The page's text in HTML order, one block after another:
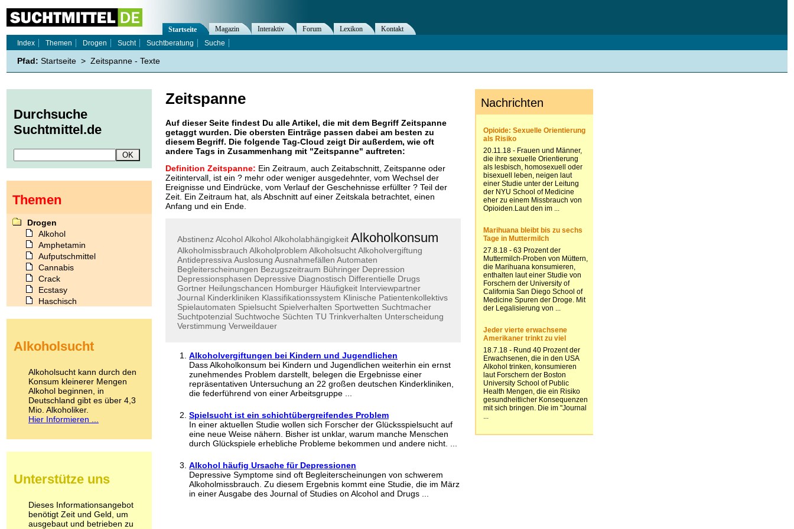
Zeitspanne
Auf dieser Seite findest Du alle Artikel, die mit dem Begriff Zeitspanne
getaggt wurden. Die obersten Einträge passen dabei am besten zu
diesem Begriff. Die folgende Tag-Cloud zeigt Dir außerdem, wie oft
andere Tags in Zusammenhang mit "Zeitspanne" auftreten:
Definition Zeitspanne: Ein Zeitraum, auch Zeitabschnitt, Zeitspanne oder
Zeitintervall, ist ein ? mehr oder weniger ausgedehnter, vom Wechsel der
Ereignisse und Eindrücke, vom Verlauf der Geschehnisse erfüllter ? Teil der
Zeit. Ein Zeitraum hat, als Abschnitt auf einer Zeitskala betrachtet, einen
Anfang und ein Ende.
Abstinenz AlcoholAlkoholAlkoholabhängigkeit Alkoholkonsum
Alkoholmissbrauch Alkoholproblem AlkoholsuchtAlkoholvergiftung
Antidepressiva Auslosung Ausnahmefällen Automaten
Begleiterscheinungen Bezugszeitraum Bühringer Depression
Depressionsphasen Depressive Diagnostisch Differentielle Drugs
Gortner Heilungschancen Homburger Häufigkeit Interviewpartner
Journal Kinderkliniken Klassifikationssystem Klinische Patientenkollektivs
Spielautomaten Spielsucht Spielverhalten Sportwetten Suchtmacher
Suchtpotenzial Suchtwoche Süchten TU Trinkverhalten Unterscheidung
Verstimmung Verweildauer
Alkoholvergiftungen bei Kindern und Jugendlichen
Dass Alkoholkonsum bei Kindern und Jugendlichen weiterhin ein ernst
zunehmendes Problem darstellt, belegen die Ergebnisse einer
repräsentativen Untersuchung an 22 großen deutschen Kinderkliniken,
die federführend von einer Arbeitsgruppe ...
Spielsucht ist ein schichtübergreifendes Problem
In einer aktuellen Studie wollen sich Forscher der Glücksspielsucht auf
eine neue Weise nähern. Bisher ist unklar, warum manche Menschen
durch Glückspiele erhebliche Probleme bekommen und andere nicht. ...
Alkohol häufig Ursache für Depressionen
Depressive Symptome sind oft Begleiterscheinungen von schwerem
Alkoholmissbrauch. Zu diesem Ergebnis kommt eine Studie, die im März
in einer Ausgabe des Journal of Studies on Alcohol and Drugs ...
Startseite Magazin Interaktiv Forum Lexikon
Kontakt
Index
Themen Drogen Sucht Suchtberatung Suche
Pfad: Startseite > Zeitspanne - Texte
Durchsuche
Suchtmittel.de
Themen
Drogen
Alkohol
Amphetamin
Aufputschmittel
Cannabis
Crack
Ecstasy
Haschisch
Kokain
LSD
Marihuana
Medikamente
Meskalin
Metamphetamin
Methadon
Pilze
Psychopharmaka
Schlafmittel
Schmerzmittel
Alkoholsucht
Alkoholsucht kann durch den
Konsum kleinerer Mengen
Alkohol beginnen, in
Deutschland gibt es über 4,3
Mio. Alkoholiker.
Hier Informieren ...
Unterstütze uns
Dieses Informationsangebot
benötigt Zeit und Geld, um
ausgebaut und betrieben zu